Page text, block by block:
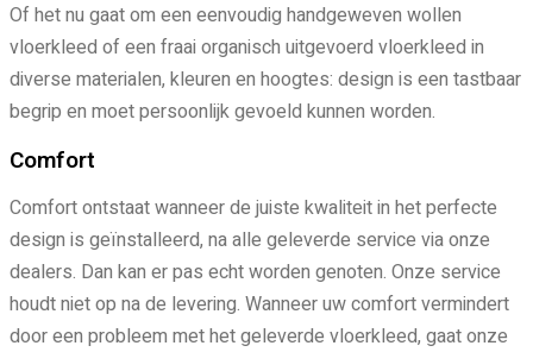
Of het nu gaat om een eenvoudig handgeweven wollen
vloerkleed of een fraai organisch uitgevoerd vloerkleed in
diverse materialen, kleuren en hoogtes: design is een tastbaar
begrip en moet persoonlijk gevoeld kunnen worden.
Comfort
Comfort ontstaat wanneer de juiste kwaliteit in het perfecte
design is geïnstalleerd, na alle geleverde service via onze
dealers. Dan kan er pas echt worden genoten. Onze service
houdt niet op na de levering. Wanneer uw comfort vermindert
door een probleem met het geleverde vloerkleed, gaat onze